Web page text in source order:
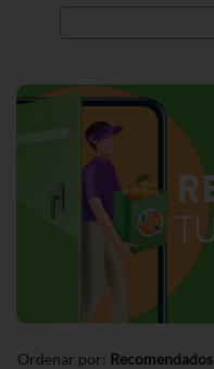
Ordenar por: Recomendados